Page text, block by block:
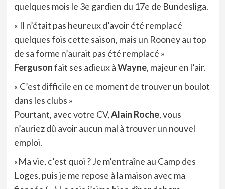
quelques mois le 3e gardien du 17e de Bundesliga.
« Il n’était pas heureux d’avoir été remplacé
quelques fois cette saison, mais un Rooney au top
de sa forme n’aurait pas été remplacé »
Fergusonfait ses adieux àWayne, majeur en l’air.
« C’est difficile en ce moment de trouver un boulot
dans les clubs »
Pourtant, avec votre CV,Alain Roche, vous
n’auriez dû avoir aucun mal à trouver un nouvel
emploi.
«Ma vie, c’est quoi ? Je m’entraîne au Camp des
Loges, puis je me repose à la maison avec ma